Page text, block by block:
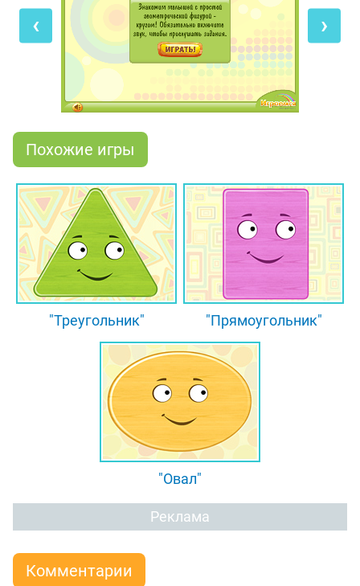
главным героем презентации - Кругом. Рассмотри
его внимательно и постарайся запомнить, как он
выглядит, потому что в следующих уровнях тебе
нужно будет выделить круги среди других
геометрических фигур, а также найти предметы
круглой формы. И обязательно включи звук, так
как все задания озвучены приятным голосом.
‹ ›
Похожие игры
"Треугольник" "Прямоугольник"
"Овал"
Реклама
Комментарии